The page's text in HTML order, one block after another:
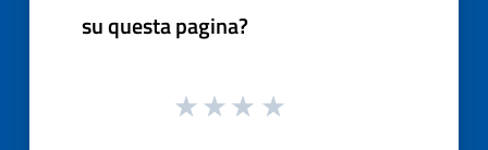
su questa pagina?